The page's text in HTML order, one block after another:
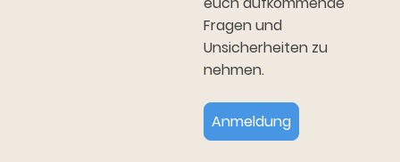
Fragen und
Unsicherheiten zu
nehmen.
Anmeldung